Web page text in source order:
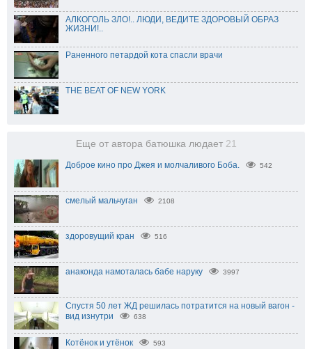
АЛКОГОЛЬ ЗЛО!.. ЛЮДИ, ВЕДИТЕ ЗДОРОВЫЙ ОБРАЗ
ЖИЗНИ!..
Раненного петардой кота спасли врачи
THE BEAT OF NEW YORK
Еще от автора батюшка людает 21
Доброе кино про Джея и молчаливого Боба. 542
смелый мальчуган 2108
здоровущий кран 516
анаконда намоталась бабе наруку 3997
Спустя 50 лет ЖД решилась потратится на новый вагон -
вид изнутри
638
Котёнок и утёнок 593